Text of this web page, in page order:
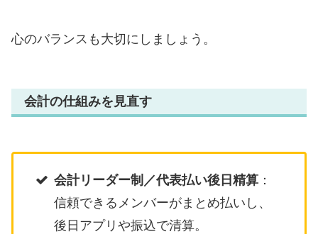
心のバランスも大切にしましょう。
会計の仕組みを見直す
会計リーダー制／代表払い後日精算：
信頼できるメンバーがまとめ払いし、
後日アプリや振込で清算。